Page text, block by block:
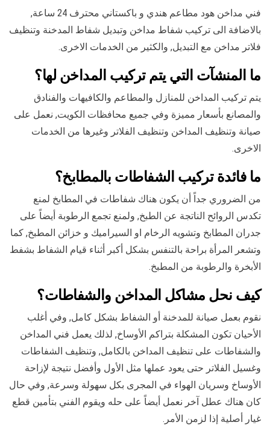
فني مداخن هود مطاعم هندي و باكستاني محترف 24 ساعة,
بالاضافة الى تركيب شفاط مداخن وتبديل شفاط المدخنة وتنظيف
فلاتر مداخن مع التبديل, والكثير من الخدمات الاخرى.
ما المنشآت التي يتم تركيب المداخن لها؟
يتم تركيب المداخن للمنازل والمطاعم والكافيهات والفنادق
والمصانع بأسعار مميزة وفي جميع محافظات الكويت, نعمل على
صيانة وتنظيف المداخن وتنظيف الفلاتر وغيرها من الخدمات
الاخرى.
ما فائدة تركيب الشفاطات بالمطابخ؟
من الضروري جداً أن يكون هناك شفاطات في المطابخ لمنع
تكدس الروائح الناتجة عن الطبخ, ولمنع تجمع الرطوبة أيضاً على
جدران المطابخ وتشويه الرخام او السيراميك و خزائن المطبخ, كما
وتشعر المرأة براحة بالتنفس بشكل أكبر أثناء قيام الشفاط بشفط
الأبخرة والرطوبة من المطبخ.
كيف نحل مشاكل المداخن والشفاطات؟
نقوم بعمل صيانة للمدخنة أو الشفاط بشكل كامل, وفي أغلب
الأحيان تكون المشكلة بتراكم الأوساخ, لذلك يعمل فني المداخن
والشفاطات على تنظيف المداخن بالكامل, وتنظيف الشفاطات
وغسيل الفلاتر حتى يعود عملها مثل الأول وأفضل نتيجة لإزاحة
الأوساخ وسريان الهواء في المجرى بكل سهولة وسرعة, وفي حال
كان هناك عطل آخر نعمل أيضاً على حله ويقوم الفني بتأمين قطع
غيار أصلية إذا لزمن الأمر.